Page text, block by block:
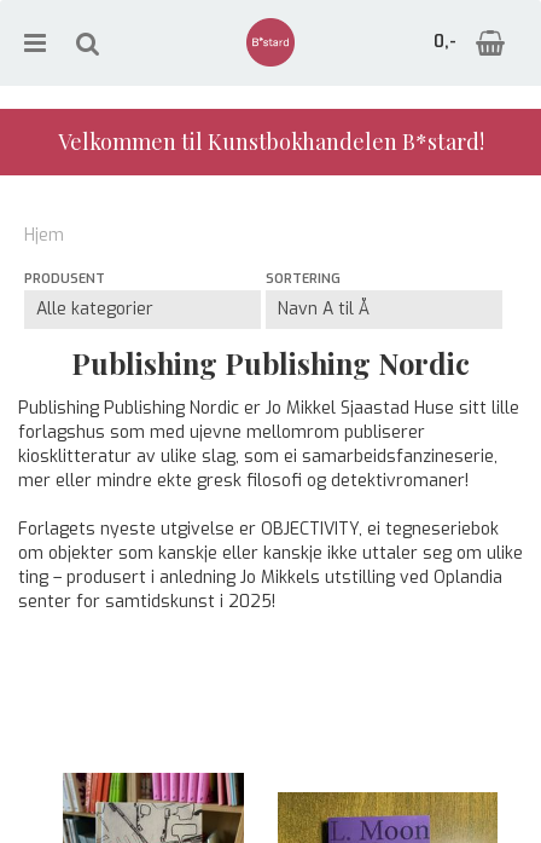
0,-
Velkommen til Kunstbokhandelen B*stard!
Hjem
PRODUSENT SORTERING
Publishing Publishing Nordic
Publishing Publishing Nordic er Jo Mikkel Sjaastad Huse sitt lille
forlagshus som med ujevne mellomrom publiserer
kiosklitteratur av ulike slag, som ei samarbeidsfanzineserie,
mer eller mindre ekte gresk filosofi og detektivromaner!
Forlagets nyeste utgivelse er OBJECTIVITY, ei tegneseriebok
om objekter som kanskje eller kanskje ikke uttaler seg om ulike
ting – produsert i anledning Jo Mikkels utstilling ved Oplandia
senter for samtidskunst i 2025!